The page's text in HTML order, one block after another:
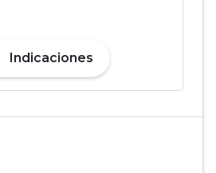
Indicaciones